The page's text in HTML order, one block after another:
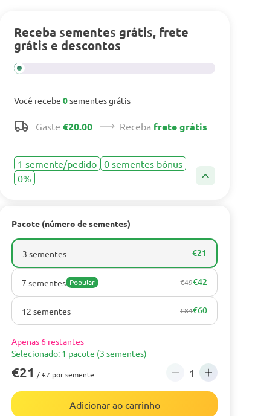
Receba sementes grátis, frete
grátis e descontos
Você recebe 0sementes grátis
Gaste €20.00 Receba frete grátis
1 semente/pedido 0 sementes bônus
0%
Pacote (número de sementes)
3 sementes €21
7 sementes Popular €49€42
12 sementes €84€60
Apenas 6 restantes
Selecionado: 1 pacote (3 sementes)
€21 / €7 por semente
Adicionar ao carrinho